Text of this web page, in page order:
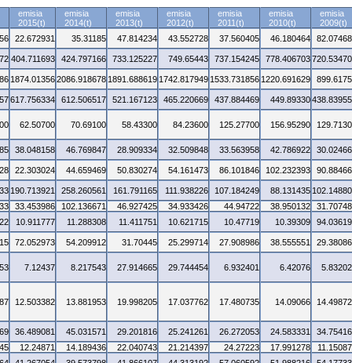
emisia
2015(t)
emisia
2014(t)
emisia
2013(t)
emisia
2012(t)
emisia
2011(t)
emisia
2010(t)
emisia
2009(t)
22.672931 35.31185 47.814234 43.552728 37.560405 46.180464
404.711693 424.797166 733.125227 749.65443 737.154245 778.406703
1874.013562086.918678 1891.688619 1742.817949 1533.731856 1220.691629
617.756334 612.506517 521.167123 465.220669 437.884469 449.89330
62.50700 70.69100 58.43300 84.23600 125.27700 156.95290
38.048158 46.769847 28.909334 32.509848 33.563958 42.786922
22.303024 44.659469 50.830274 54.161473 86.101846 102.232393
190.713921 258.260561 161.791165 111.938226 107.184249 88.131435
33.453986 102.136671 46.927425 34.933426 44.94722 38.950132
10.911777 11.288308 11.411751 10.621715 10.47719 10.39309
72.052973 54.209912 31.70445 25.299714 27.908986 38.555551
7.12437 8.217543 27.914665 29.744454 6.932401 6.42076
12.503382 13.881953 19.998205 17.037762 17.480735 14.09066
36.489081 45.031571 29.201816 25.241261 26.272053 24.583331
12.24871 14.189436 22.040743 21.214397 24.27223 17.991278